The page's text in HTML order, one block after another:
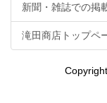
新聞・雑誌での掲
滝田商店トップペ